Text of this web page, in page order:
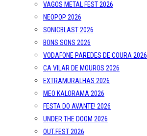
VAGOS METAL FEST 2026
NEOPOP 2026
SONICBLAST 2026
BONS SONS 2026
VODAFONE PAREDES DE COURA 2026
CA VILAR DE MOUROS 2026
EXTRAMURALHAS 2026
MEO KALORAMA 2026
FESTA DO AVANTE! 2026
UNDER THE DOOM 2026
OUT.FEST 2026